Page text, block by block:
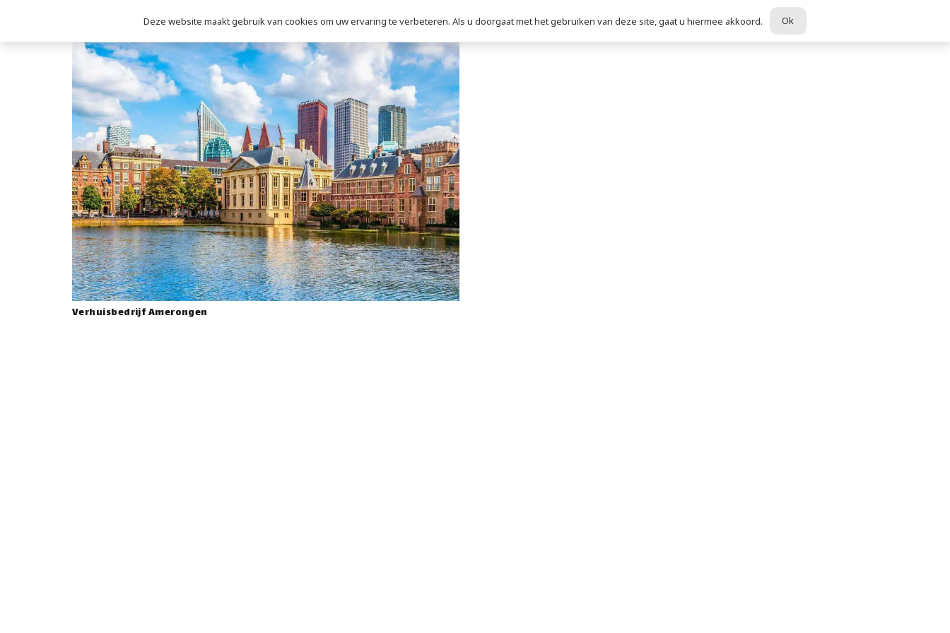
Verhuisbedrijf Amerongen
Deze website maakt gebruik van cookies om uw ervaring te verbeteren. Als u doorgaat met het gebruiken van deze site, gaat u hiermee akkoord. Ok